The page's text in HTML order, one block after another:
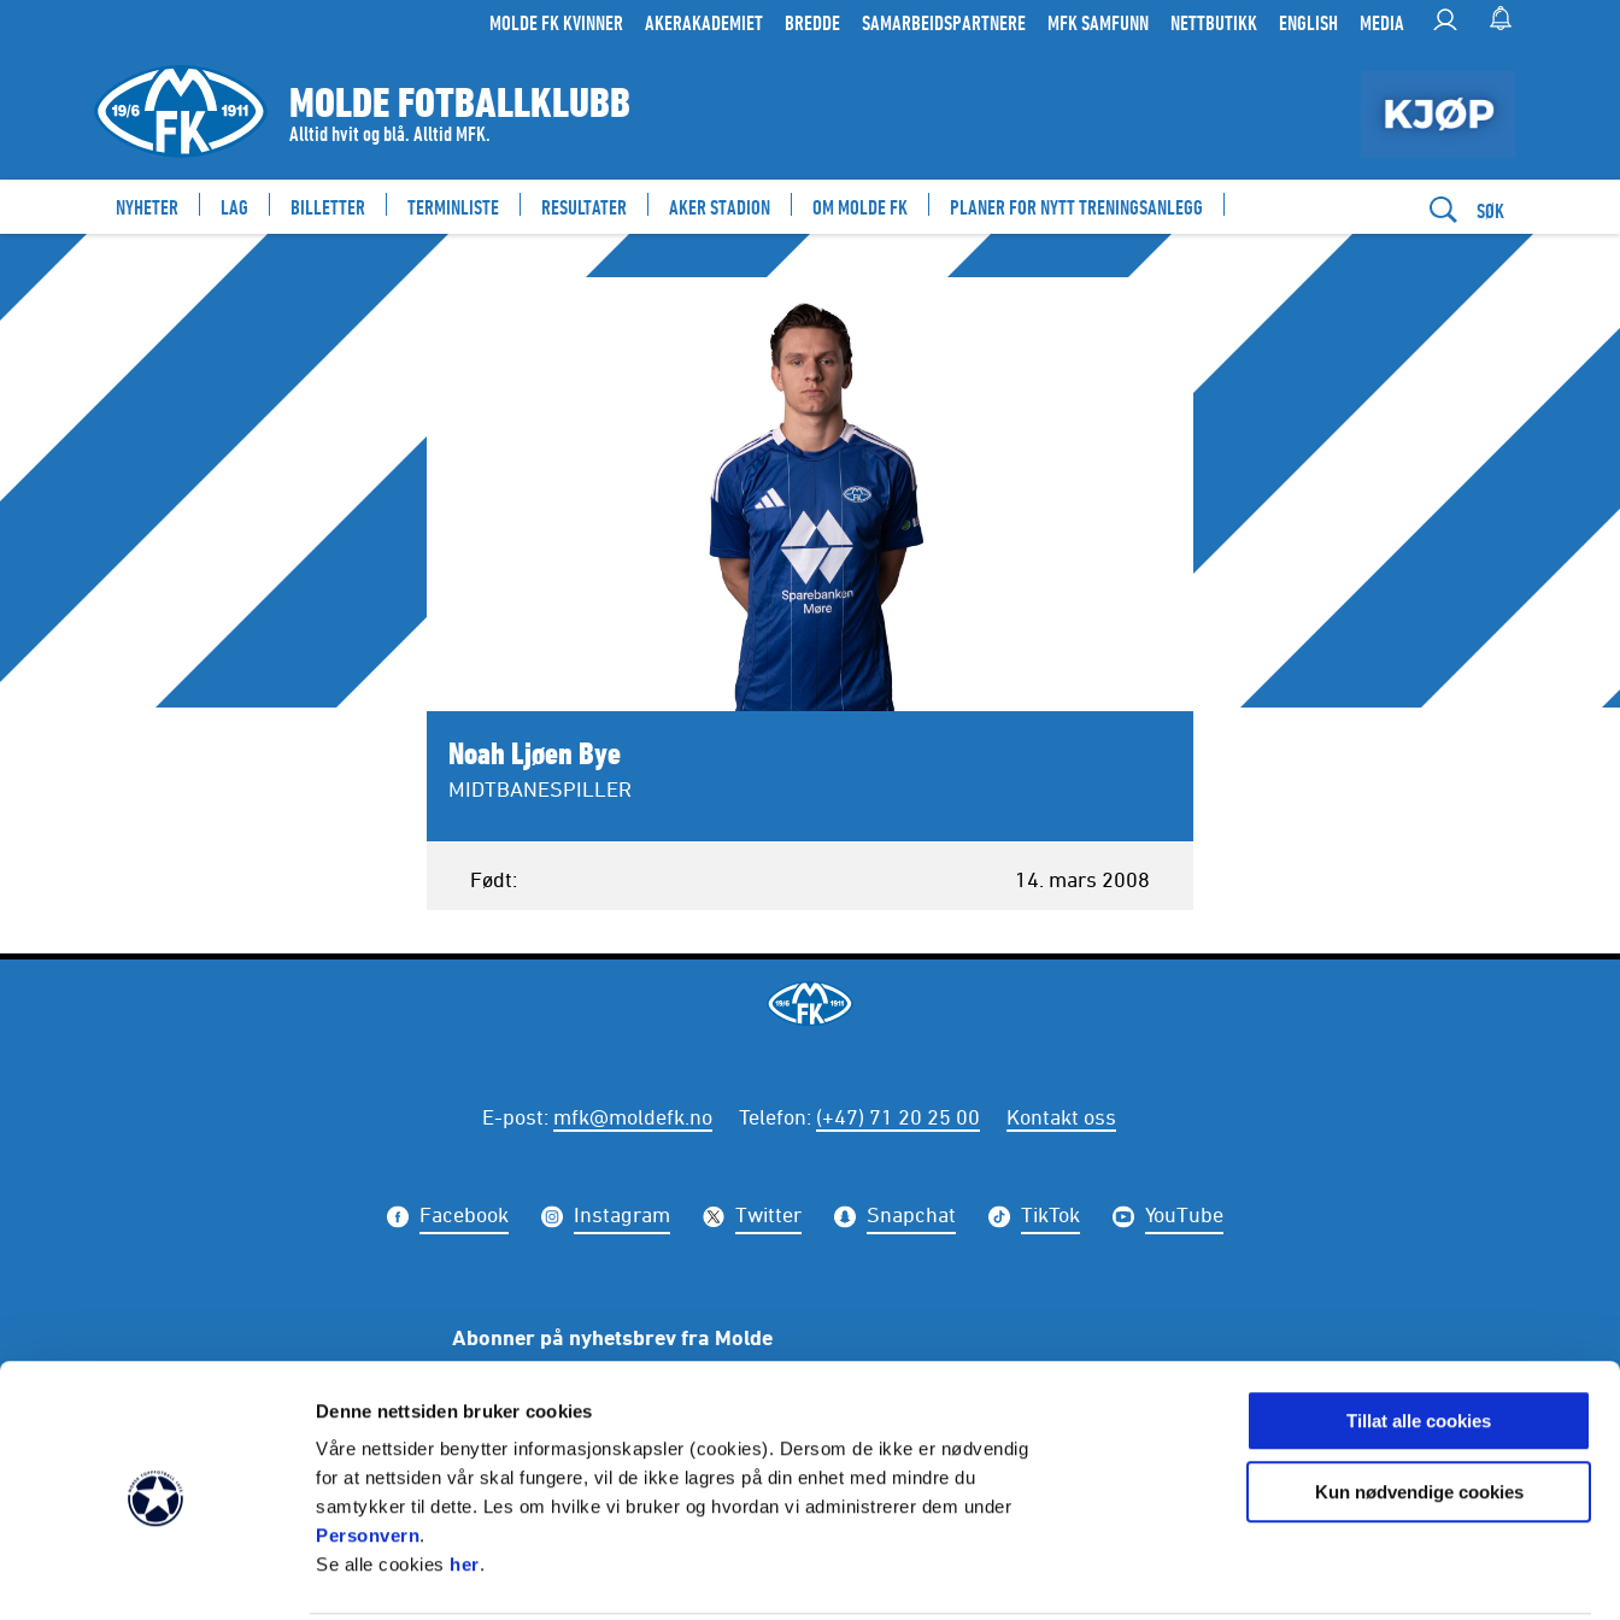
Denne nettsiden bruker cookies
Våre nettsider benytter informasjonskapsler (cookies). Dersom de ikke er nødvendig
for at nettsiden vår skal fungere, vil de ikke lagres på din enhet med mindre du
samtykker til dette. Les om hvilke vi bruker og hvordan vi administrerer dem under
Personvern.
Se alle cookies her.
Tillat alle cookies
Kun nødvendige cookies
MOLDE FK KVINNER AKERAKADEMIET BREDDE SAMARBEIDSPARTNERE MFK SAMFUNN NETTBUTIKK ENGLISH MEDIA
MOLDE FOTBALLKLUBB
Alltid hvit og blå. Alltid MFK.
NYHETER LAG BILLETTER TERMINLISTE RESULTATER AKER STADION OM MOLDE FK PLANER FOR NYTT TRENINGSANLEGG SØK
Noah Ljøen Bye
MIDTBANESPILLER
Født 14. mars 2008
E-post: mfk@moldefk.no Telefon: (+47) 71 20 25 00 Kontakt oss
Facebook Instagram Twitter Snapchat TikTok YouTube
Abonner på nyhetsbrev fra Molde